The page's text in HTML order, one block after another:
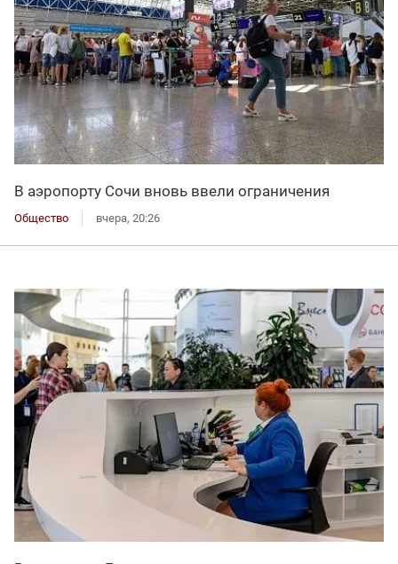
В аэропорту Сочи вновь ввели ограничения
Общество вчера, 20:26